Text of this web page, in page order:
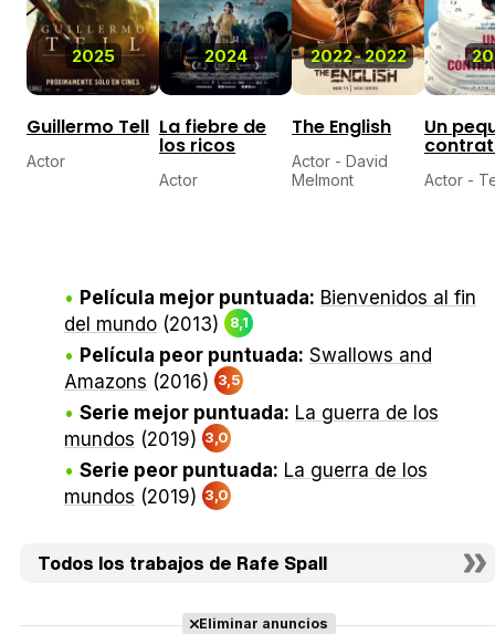
2025
Guillermo Tell
Actor
2024
La fiebre de
los ricos
Actor
2022-2022
The English
Actor - David
Melmont
Un
Actor -
Película mejor puntuada: Bienvenidos al fin
del mundo (2013) 8,1
Película peor puntuada: Swallows and
Amazons (2016) 3,5
Serie mejor puntuada: La guerra de los
mundos (2019) 3,0
Serie peor puntuada: La guerra de los
mundos (2019) 3,0
Todos los trabajos de Rafe Spall
Eliminar anuncios